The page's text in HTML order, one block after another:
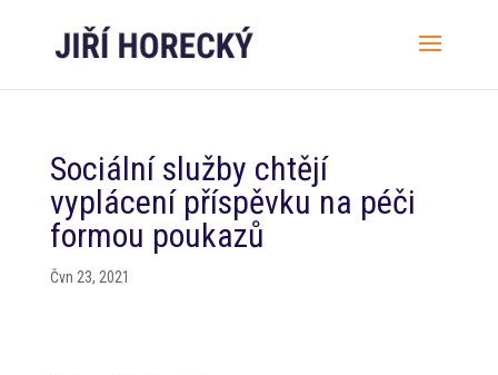
Sociální služby chtějí
vyplácení příspěvku na péči
formou poukazů
Čvn 23, 2021